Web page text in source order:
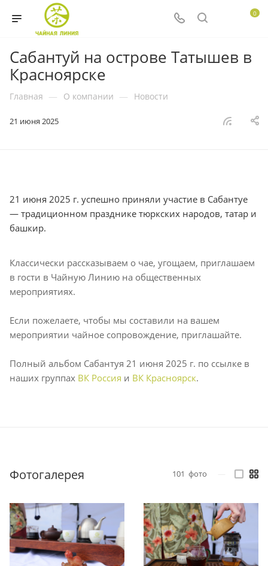
0
Сабантуй на острове Татышев в
Красноярске
Главная — О компании — Новости
21 июня 2025
21 июня 2025 г. успешно приняли участие в Сабантуе
— традиционном празднике тюркских народов, татар и
башкир.
Классически рассказываем о чае, угощаем, приглашаем
в гости в Чайную Линию на общественных
мероприятиях.
Если пожелаете, чтобы мы составили на вашем
мероприятии чайное сопровождение, приглашайте.
Полный альбом Сабантуя 21 июня 2025 г. по ссылке в
наших группах ВК Россия и ВК Красноярск.
Фотогалерея 101 фото